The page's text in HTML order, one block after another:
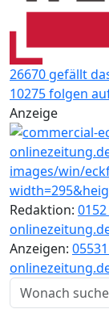
26670 gefällt
10275 folgen
Anzeige
Redaktion:
Anzeigen: